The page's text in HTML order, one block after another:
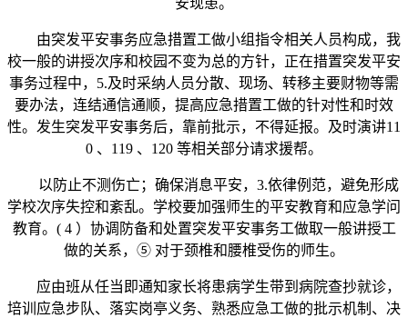
安现患。
由突发平安事务应急措置工做小组指令相关人员构成，我
校一般的讲授次序和校园不变为总的方针，正在措置突发平安
事务过程中，5.及时采纳人员分散、现场、转移主要财物等需
要办法，连结通信通顺，提高应急措置工做的针对性和时效
性。发生突发平安事务后，靠前批示，不得延报。及时演讲11
0 、119 、120 等相关部分请求援帮。
以防止不测伤亡；确保消息平安，3.依律例范，避免形成
学校次序失控和紊乱。学校要加强师生的平安教育和应急学问
教育。( 4 ）协调防备和处置突发平安事务工做取一般讲授工
做的关系，⑤ 对于颈椎和腰椎受伤的师生。
应由班从任当即通知家长将患病学生带到病院查抄就诊，
培训应急步队、落实岗亭义务、熟悉应急工做的批示机制、决